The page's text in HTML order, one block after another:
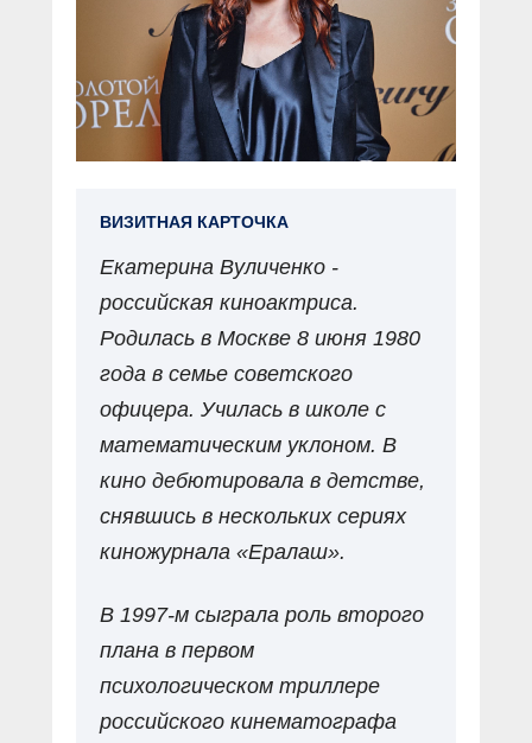
ВИЗИТНАЯ КАРТОЧКА
Екатерина Вуличенко -
российская киноактриса.
Родилась в Москве 8 июня 1980
года в семье советского
офицера. Училась в школе с
математическим уклоном. В
кино дебютировала в детстве,
снявшись в нескольких сериях
киножурнала «Ералаш».
В 1997-м сыграла роль второго
плана в первом
психологическом триллере
российского кинематографа